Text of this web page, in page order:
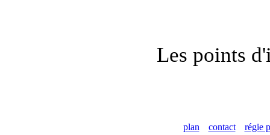
Les points
plan contact régie